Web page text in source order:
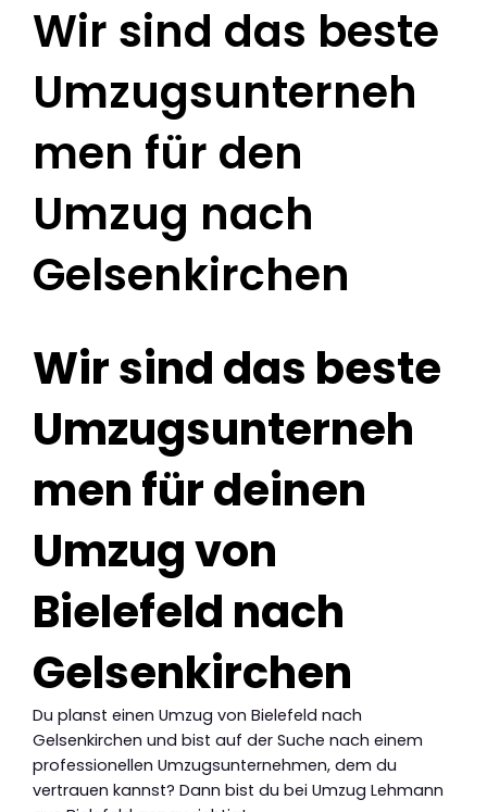
Wir sind das beste
Umzugsunterneh
men für den
Umzug nach
Gelsenkirchen
Wir sind das beste
Umzugsunterneh
men für deinen
Umzug von
Bielefeld nach
Gelsenkirchen
Du planst einen Umzug von Bielefeld nach
Gelsenkirchen und bist auf der Suche nach einem
professionellen Umzugsunternehmen, dem du
vertrauen kannst? Dann bist du bei Umzug Lehmann